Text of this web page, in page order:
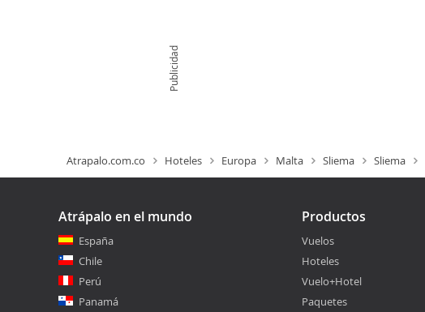
Publicidad
Atrapalo.com.co Hoteles Europa Malta Sliema Sliema
Atrápalo en el mundo
España
Chile
Perú
Panamá
Productos
Vuelos
Hoteles
Vuelo+Hotel
Paquetes